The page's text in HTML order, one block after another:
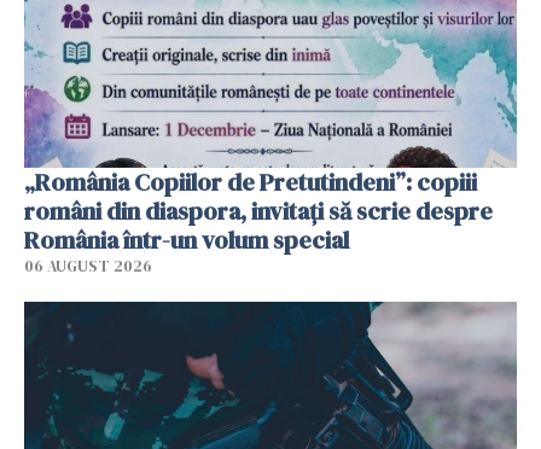
„România Copiilor de Pretutindeni”: copiii
români din diaspora, invitați să scrie despre
România într-un volum special
06 AUGUST 2026